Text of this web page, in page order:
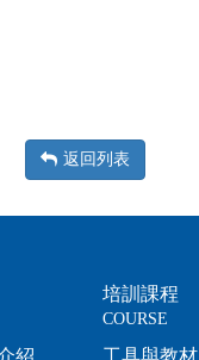
返回列表
紹
培訓課程
COURSE
工具與教材